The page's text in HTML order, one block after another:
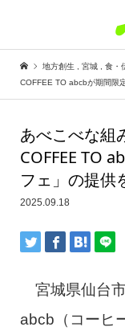
地方創生 宮城 食・
COFFEE TO abcbが期間限
あべこべな組
COFFEE TO
フェ」の提供
2025.09.18
宮城県仙台
abcb（コーヒ